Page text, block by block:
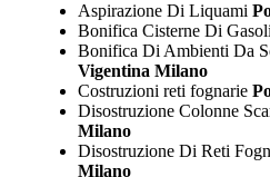
Aspirazione Di Liquami
Bonifica Cisterne Di
Bonifica Di Ambienti Da
Vigentina Milano
Costruzioni reti fognarie
Disostruzione Colonne
Milano
Disostruzione Di Reti
Milano